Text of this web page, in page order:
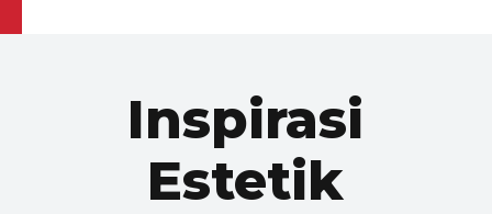
FACE 4
GV-8BPGRAS05MZ
Inspirasi
Estetik